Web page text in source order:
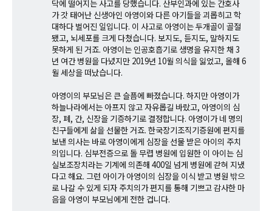
닥에 떨어지는 사고를 당했습니다. 산부인과에 있는 간호사
가 갓 태어난 신생아인 아영이와 다른 아기들을 괴롭히고 학
대하다 벌어진 일입니다. 이 사고로 아영이는 두개골이 골절
됐고, 뇌세포를 크게 다쳤습니다. 보지도, 듣지도, 말하지도
못하게 된 거죠. 아영이는 인공호흡기로 생명을 유지한 채 3
년 여간 병원을 다녔지만 2019년 10월 의식을 잃었고, 올해 6
월 세상을 떠났습니다.
아영이의 부모님은 큰 슬픔에 빠졌습니다. 하지만 아영이가
하늘나라에서는 아프지 않고 자유롭길 바랐고, 아영이의 심
장, 폐, 간, 신장을 기증하기로 결정합니다. 아영이가 네 명의
친구들에게 삶을 선물한 거죠. 한국장기조직기증원에 편지를
보낸 의사는 바로 아영이에게 심장을 선물 받은 아이의 주치
의입니다. 심부전증으로 돌 무렵 병원에 입원한 이 아이는 심
실보조장치라는 기계에 의존해 400일 넘게 병원에 갇혀 지냈
다고 해요. 그런 아이가 아영이의 심장을 이식 받고 병원 밖으
로 나갈 수 있게 되자 주치의가 편지를 통해 기쁘고 감사한 마
음을 아영이 부모님에게 전한 겁니다.